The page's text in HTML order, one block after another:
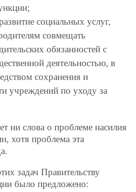
социальных услуг,
совмещать
обязанностей с
деятельностью, в
сохранения и
учреждений по уходу за
ни слова о проблеме насилия
хотя проблема эта
задач Правительству
было предложено: